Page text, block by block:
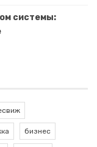
системы:
бизнес